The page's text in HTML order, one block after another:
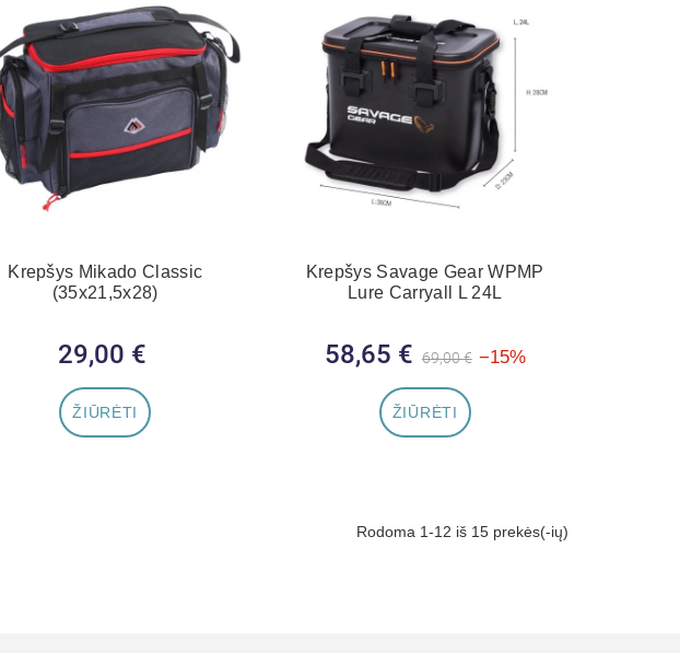
Krepšys Mikado Classic
(35x21,5x28)
Kaina
29,00 €
ŽIŪRĖTI
Krepšys Savage Gear WPMP
Lure Carryall L 24L
Bazinė kaina
69,00 € −15%
58,65 €
ŽIŪRĖTI
Rodoma 1-12 iš 15 prekės(-ių)